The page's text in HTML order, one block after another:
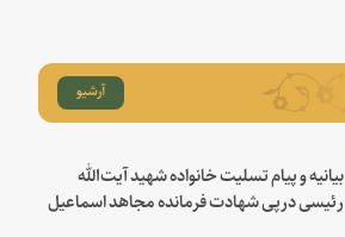
آرشیو
بیانیه و پیام تسلیت خانواده شهید آیت‌الله
رئیسی درپی شهادت فرمانده مجاهد اسماعیل